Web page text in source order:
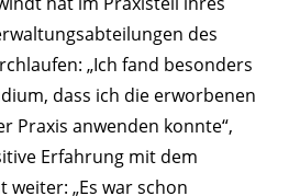
des
„Ich fand besonders
dass ich die erworbenen
Praxis anwenden konnte“,
Erfahrung mit dem
„Es war schon